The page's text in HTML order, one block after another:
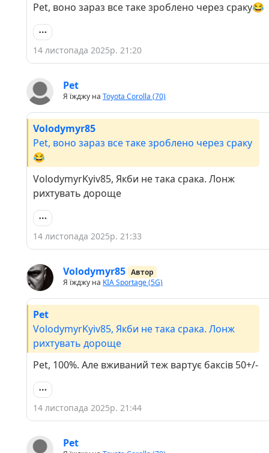
Pet, воно зараз все таке зроблено через сраку😂
14 листопада 2025р. 21:20
Pet
Я їжджу на Toyota Corolla (70)
Volodymyr85
Pet, воно зараз все таке зроблено через сраку
😂
VolodymyrKyiv85, Якби не така срака. Лонж
рихтувать дороще
14 листопада 2025р. 21:33
Volodymyr85 Автор
Я їжджу на KIA Sportage (5G)
Pet
VolodymyrKyiv85, Якби не така срака. Лонж
рихтувать дороще
Pet, 100%. Але вживаний теж вартує баксів 50+/-
14 листопада 2025р. 21:44
Pet